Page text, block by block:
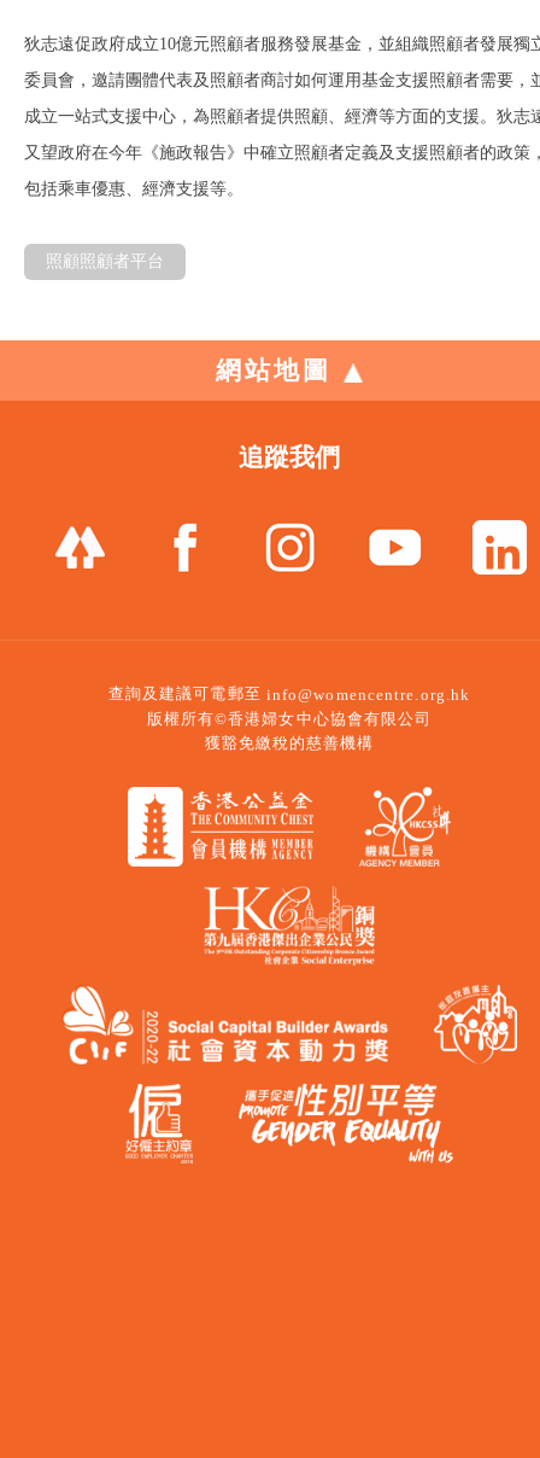
狄志遠促政府成立10億元照顧者服務發展基金，並組織照顧者發展獨
委員會，邀請團體代表及照顧者商討如何運用基金支援照顧者需要，
成立一站式支援中心，為照顧者提供照顧、經濟等方面的支援。狄志
又望政府在今年《施政報告》中確立照顧者定義及支援照顧者的政策
包括乘車優惠、經濟支援等。
照顧照顧者平台
網站地圖
追蹤我們
查詢及建議可電郵至 info@womencentre.org.hk
版權所有©香港婦女中心協會有限公司
獲豁免繳稅的慈善機構